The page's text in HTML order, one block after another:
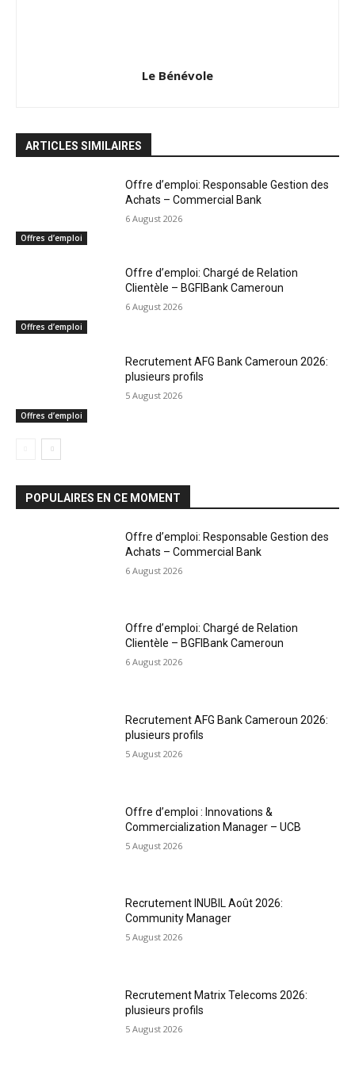
Le Bénévole
ARTICLES SIMILAIRES
Offres d’emploi
Offre d’emploi: Responsable Gestion des
Achats – Commercial Bank
6 August 2026
Offres d’emploi
Offre d’emploi: Chargé de Relation
Clientèle – BGFIBank Cameroun
6 August 2026
Offres d’emploi
Recrutement AFG Bank Cameroun 2026:
plusieurs profils
5 August 2026
POPULAIRES EN CE MOMENT
Offre d’emploi: Responsable Gestion des
Achats – Commercial Bank
6 August 2026
Offre d’emploi: Chargé de Relation
Clientèle – BGFIBank Cameroun
6 August 2026
Recrutement AFG Bank Cameroun 2026:
plusieurs profils
5 August 2026
Offre d’emploi : Innovations &
Commercialization Manager – UCB
5 August 2026
Recrutement INUBIL Août 2026:
Community Manager
5 August 2026
Recrutement Matrix Telecoms 2026:
plusieurs profils
5 August 2026